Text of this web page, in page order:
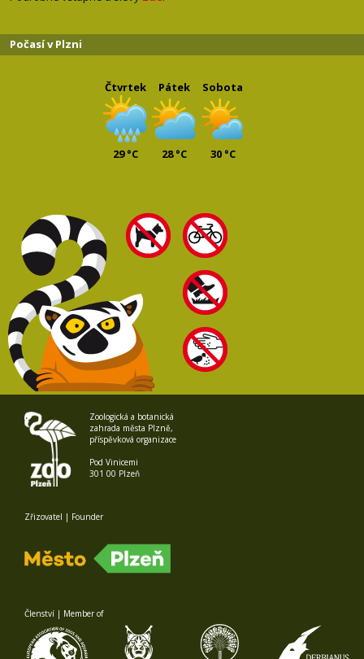
Počasí v Plzni
Čtvrtek
29 °C
Pátek
28 °C
Sobota
30 °C
Zoologická a botanická
zahrada města Plzně,
příspěvková organizace
Pod Vinicemi
301 00 Plzeň
Zřizovatel | Founder
Členství | Member of